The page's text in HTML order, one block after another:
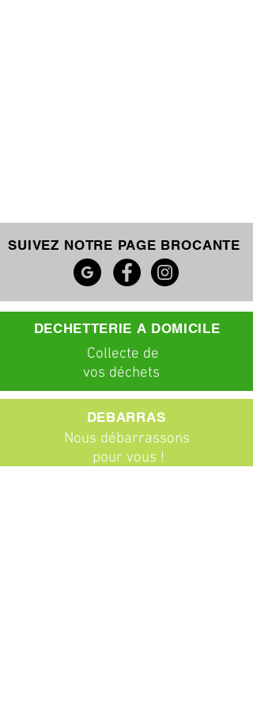
SUIVEZ NOTRE PAGE BROCANTE
DECHETTERIE A DOMICILE
Collecte de
vos déchets
DEBARRAS
Nous débarrassons
pour vous !